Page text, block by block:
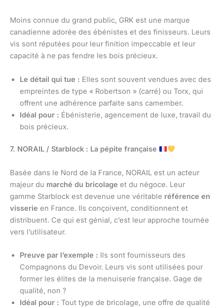
Moins connue du grand public, GRK est une marque
canadienne adorée des ébénistes et des finisseurs. Leurs
vis sont réputées pour leur finition impeccable et leur
capacité à ne pas fendre les bois précieux.
Le détail qui tue : Elles sont souvent vendues avec des
empreintes de type « Robertson » (carré) ou Torx, qui
offrent une adhérence parfaite sans camember.
Idéal pour : Ébénisterie, agencement de luxe, travail du
bois précieux.
7. NORAIL / Starblock : La pépite française
Basée dans le Nord de la France, NORAIL est un acteur
majeur du marché du bricolage et du négoce. Leur
gamme Starblock est devenue une véritable référence en
visserie en France. Ils conçoivent, conditionnent et
distribuent. Ce qui est génial, c’est leur approche tournée
vers l’utilisateur.
Preuve par l’exemple : Ils sont fournisseurs des
Compagnons du Devoir. Leurs vis sont utilisées pour
former les élites de la menuiserie française. Gage de
qualité, non ?
Idéal pour : Tout type de bricolage, une offre de qualité